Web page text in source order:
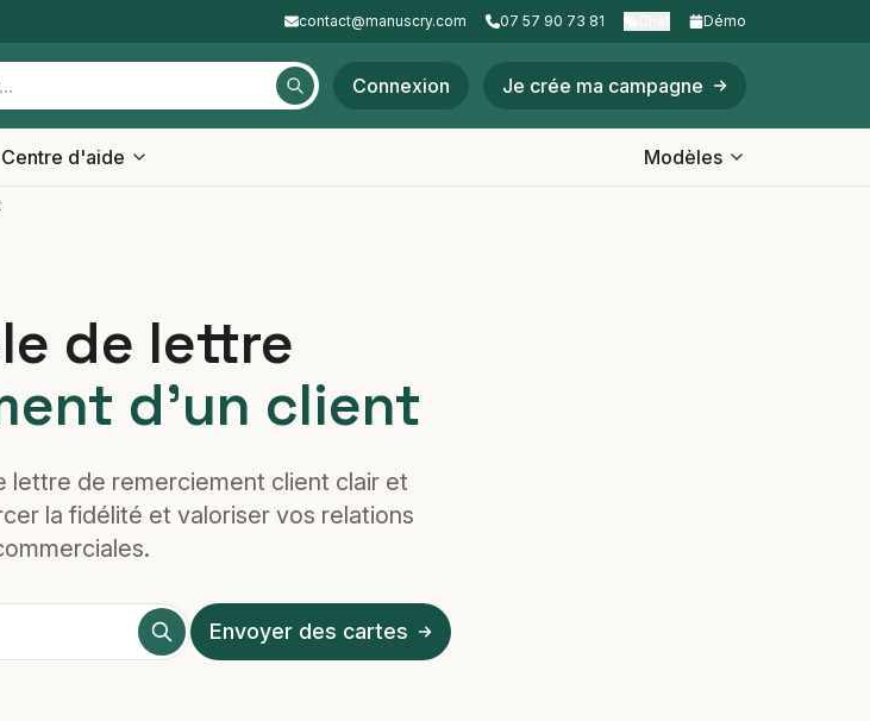
contact@manuscry.com 07 57 90 73 81 Démo
Connexion Je crée ma campagne
Centre d'aide Modèles
de lettre
d'un client
lettre de remerciement client clair et
la fidélité et valoriser vos relations
Envoyer des cartes